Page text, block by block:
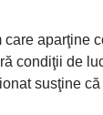
care aparţine
condiţii de
susţine